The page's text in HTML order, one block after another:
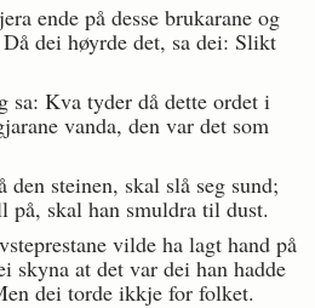
ende på desse brukarane og
dei høyrde det, sa dei: Slikt
sa: Kva tyder då dette ordet i
vanda, den var det som
steinen, skal slå seg sund;
på, skal han smuldra til dust.
vilde ha lagt hand på
skyna at det var dei han hadde
dei torde ikkje for folket.